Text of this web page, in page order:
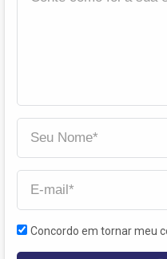
Concordo em tornar meu